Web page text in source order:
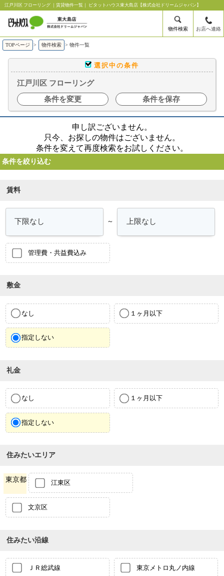
江戸川区 フローリング ｜賃貸物件一覧｜ ピタットハウス東大島店【株式会社ドリームジャパン】
物件検索 お店へ連絡
TOPページ > 物件検索 > 物件一覧
選択中の条件
江戸川区 フローリング
条件を変更
条件を保存
申し訳ございません。
只今、お探しの物件はございません。
条件を変えて再度検索をお試しください。
条件を絞り込む
賃料
～
管理費・共益費込み
敷金
なし １ヶ月以下
指定しない
礼金
なし １ヶ月以下
指定しない
住みたいエリア
東京都 江東区
文京区
住みたい沿線
ＪＲ総武線 東京メトロ丸ノ内線